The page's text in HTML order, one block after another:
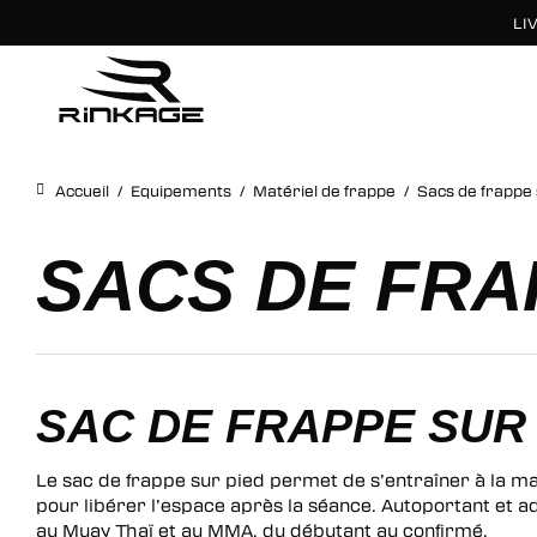
DISCIPLINES
Boxe Anglaise
Muay Thaï & K1
Karaté
JJB
SPORTSWEAR
Vestes
Sweats
Casquettes – Bonnets
Shorts
Survêtements
Pantalons
DISCIPLINES
Boxe Anglaise
Muay Thaï & K1
JJB
SPORTSWEAR
Vestes
Sweats
Casquettes – Bonnets
Shorts
Survêtements
Spats
PROTECTIONS
Gants de boxe
Gants MMA
Protège dents
Coquilles
Protège poitrine
Protège tibia-pied
MATÉRIEL DE FRAPPE
Sacs de frappe
Sacs de frappe sur pied
Paos
Pattes d’ours
Plastron & Ceinture coach
Protège cuisses
Accueil / Equipements / Matériel de frappe / Sacs de frappe
SACS DE
SAC DE FRAPPE
Le sac de frappe sur pied permet de s’entraîner à la
pour libérer l’espace après la séance. Autoportant et
au Muay Thaï et au MMA, du débutant au confirmé.
×